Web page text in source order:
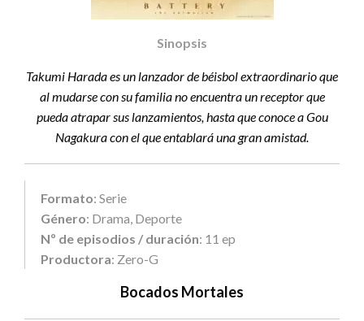
Sinopsis
Takumi Harada es un lanzador de béisbol extraordinario que
al mudarse con su familia no encuentra un receptor que
pueda atrapar sus lanzamientos, hasta que conoce a Gou
Nagakura con el que entablará una gran amistad.
Formato: Serie
Género: Drama, Deporte
Nº de episodios / duración: 11 ep
Productora: Zero-G
Bocados Mortales